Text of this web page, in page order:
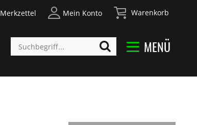
Merkzettel Mein Konto Warenkorb
MENÜ